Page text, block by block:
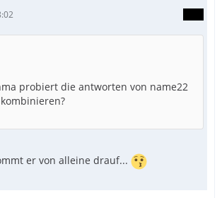
probiert die antworten von name22
er von alleine drauf...